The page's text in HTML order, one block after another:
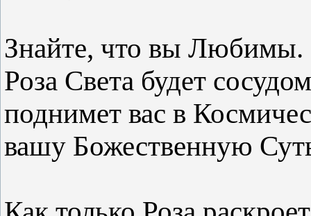
Знайте, что вы Любимы.
Роза Света будет
поднимет вас в
вашу Божественную